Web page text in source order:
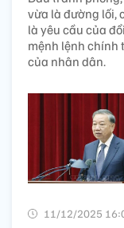
vừa là đường lối,
là yêu cầu của
mệnh lệnh chính
của nhân dân.
11/12/2025